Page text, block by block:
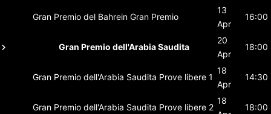
Gran Premio del Bahrein Gran Premio
13
Apr
16:00
Gran Premio dell'Arabia Saudita
20
Apr
18:00
Gran Premio dell'Arabia Saudita Prove libere 1
18
Apr
14:30
Gran Premio dell'Arabia Saudita Prove libere 2
18
18:00